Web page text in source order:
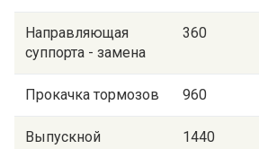
Направляющая
суппорта - замена
360
Прокачка тормозов 960
Выпускной
1440